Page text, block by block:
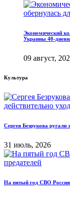
Экономический
Украины 40-
09 август,
Культура
Сергея Безрукова ругали
31 июль, 2026
На пятый год СВО Россия